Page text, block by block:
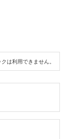
は利用できません。